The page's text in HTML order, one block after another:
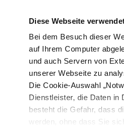
Diese Webseite
Bei dem Besuch dieser
auf Ihrem Computer
und auch Servern von
unserer Webseite zu
Die Cookie-Auswahl
Dienstleister, die Daten in
besteht die Gefahr, dass
werden, ohne dass Sie